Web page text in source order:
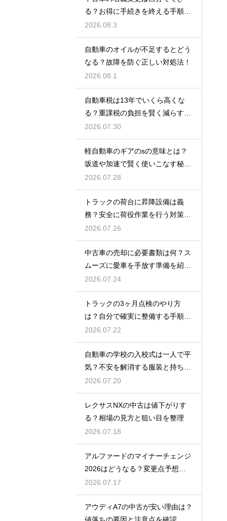
る？お得に手続きを終える手順を
解説
2026.08.3
自動車のオイルが不足するとどう
なる？故障を防ぐ正しい対処法！
2026.08.1
自動車税は13年でいくら高くな
る？重課税の負担を賢く減らす秘
訣
2026.07.30
軽自動車のギアのsの意味とは？
坂道や加速で賢く使いこなす秘
訣！
2026.07.28
トラックの荷台に昇降設備は義
務？安全に荷役作業を行う対策を
紹介
2026.07.26
中古車の売却に必要書類は何？ス
ムーズに愛車を手放す準備を紹
介！
2026.07.24
トラックの3ヶ月点検のやり方
は？自分で確実に整備する手順を
紹介
2026.07.22
自動車の学校の入校式は一人で平
気？不安を解消する服装と持ち
物！
2026.07.20
レクサスNXの中古は値下がりす
る？相場の見方と狙い目を整理
2026.07.18
アルファードのマイナーチェンジ
2026はどうなる？変更点予想と
買い時
2026.07.17
アウディA7の中古が安い理由は？